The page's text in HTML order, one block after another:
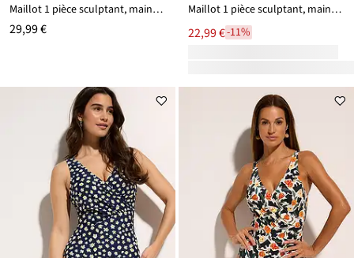
Maillot 1 pièce sculptant, maintien modéré
29,99 €
Maillot 1 pièce sculptant, maintien léger
22,99 €-11%